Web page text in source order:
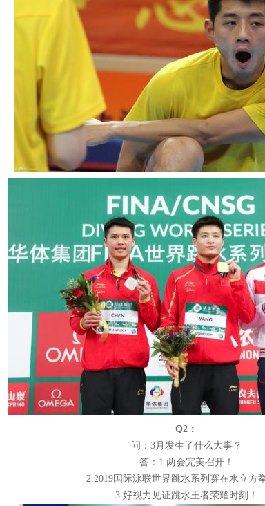
Q2 ：
问： 3月发生了什么大事？
答： 1.两会完美召开！
2.2019国际泳联世界跳水系列赛在水立方
3.好视力见证跳水王者荣耀时刻！